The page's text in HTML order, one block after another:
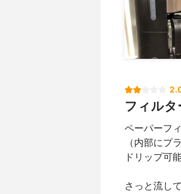
フィルタ
ペーパーフ
（内部にプ
ドリップ可能
さっと流し